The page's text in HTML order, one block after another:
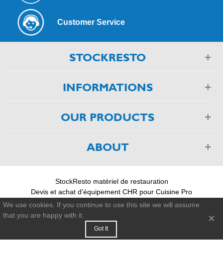
Customer Service
STOCKRESTO
INFORMATIONS
OUR PRODUCTS
ABOUT
StockResto matériel de restauration
Devis et achat d'équipement CHR pour Cuisine Pro
03 88 75 55 55
© 2011-2026 - StockResto +33 388 755 555
We use cookies. If you continue to use this site we will assume
that you are happy with it.
Got It
×